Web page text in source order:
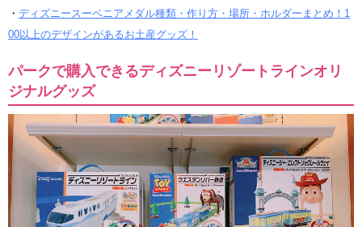
・ ディズニースーベニアメダル種類・作り方・場所・ホルダーまとめ！1
00以上のデザインがあるお土産グッズ！
パークで購入できるディズニーリゾートラインオリ
ジナルグッズ